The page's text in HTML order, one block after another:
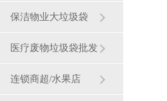
保洁物业大垃圾袋
医疗废物垃圾袋批发
连锁商超/水果店